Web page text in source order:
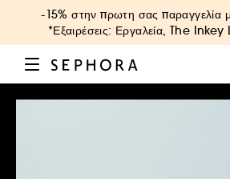
-15% στην πρωτη σας παραγγελία
*Εξαιρέσεις: Εργαλεία, The